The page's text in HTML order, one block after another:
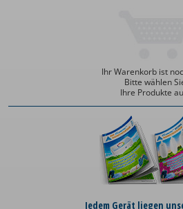
Ihr Warenkorb ist
Bitte wählen
Ihre Produkte
Jedem Gerät liegen